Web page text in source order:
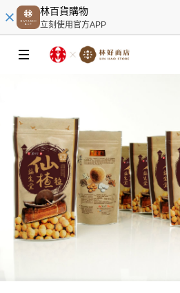
林百貨購物
立刻使用官方APP